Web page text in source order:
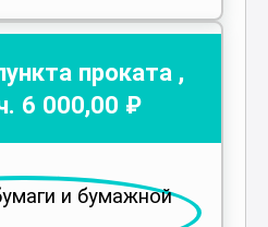
проката ,
6 000,00 ₽